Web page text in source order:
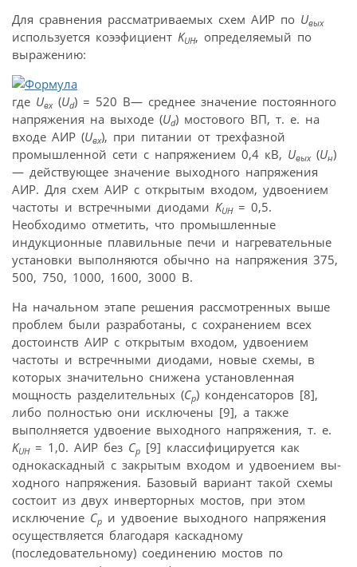
Для сравнения рассматриваемых схем АИР по Uвых
используется коээфициент KUН, определяемый по
выражению:
где Uвх(Ud) = 520 В— среднее значение постоянного
напряжения на выходе (Ud) мостового ВП, т. е. на
входе АИР (Uвх), при питании от трехфазной
промышленной сети с напряжением 0,4 кВ, Uвых(Uн)
— действующее значение выходного напряжения
АИР. Для схем АИР с открытым входом, удвоением
частоты и встречными диодами KUН= 0,5.
Необходимо отметить, что промышленные
индукционные плавильные печи и нагревательные
установки выполняются обычно на напряжения 375,
500, 750, 1000, 1600, 3000 В.
На начальном этапе решения рассмотренных выше
проблем были разработаны, с сохранением всех
достоинств АИР с открытым входом, удвоением
частоты и встречными диодами, новые схемы, в
которых значительно снижена установленная
мощность разделительных (Cр) конденсаторов [8],
либо полностью они исключены [9], а также
выполняется удвоение выходного напряжения, т. е.
KUН= 1,0. АИР без Cр [9] классифицируется как
однокаскадный с закрытым входом и удвоением вы-
ходного напряжения. Базовый вариант такой схемы
состоит из двух инверторных мостов, при этом
исключение Cр и удвоение выходного напряжения
осуществляется благодаря каскадному
(последовательному) соединению мостов по